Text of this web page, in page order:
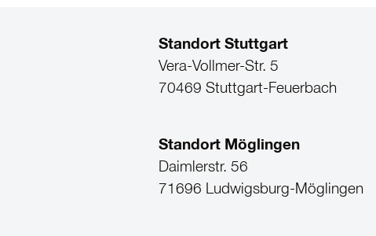
Standort Stuttgart
Vera-Vollmer-Str. 5
70469 Stuttgart-Feuerbach
Standort Möglingen
Daimlerstr. 56
71696 Ludwigsburg-Möglingen